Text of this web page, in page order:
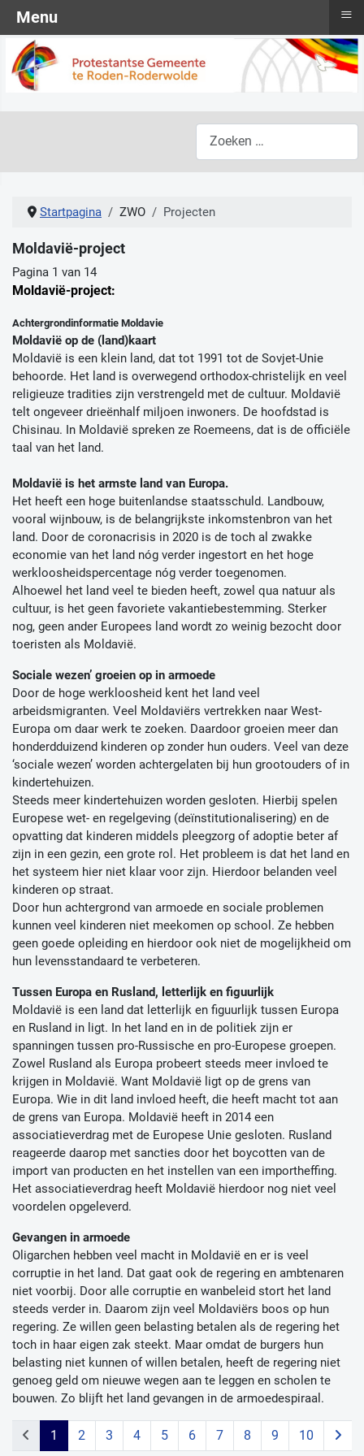
Startpagina ZWO Projecten
Moldavië-project
Pagina 1 van 14
Moldavië-project:
Achtergrondinformatie Moldavie
Moldavië op de (land)kaart
Moldavië is een klein land, dat tot 1991 tot de Sovjet-Unie
behoorde. Het land is overwegend orthodox-christelijk en veel
religieuze tradities zijn verstrengeld met de cultuur. Moldavië
telt ongeveer drieënhalf miljoen inwoners. De hoofdstad is
Chisinau. In Moldavië spreken ze Roemeens, dat is de officiële
taal van het land.
Moldavië is het armste land van Europa.
Het heeft een hoge buitenlandse staatsschuld. Landbouw,
vooral wijnbouw, is de belangrijkste inkomstenbron van het
land. Door de coronacrisis in 2020 is de toch al zwakke
economie van het land nóg verder ingestort en het hoge
werkloosheidspercentage nóg verder toegenomen.
Alhoewel het land veel te bieden heeft, zowel qua natuur als
cultuur, is het geen favoriete vakantiebestemming. Sterker
nog, geen ander Europees land wordt zo weinig bezocht door
toeristen als Moldavië.
Sociale wezen’ groeien op in armoede
Door de hoge werkloosheid kent het land veel
arbeidsmigranten. Veel Moldaviërs vertrekken naar West-
Europa om daar werk te zoeken. Daardoor groeien meer dan
honderdduizend kinderen op zonder hun ouders. Veel van deze
‘sociale wezen’ worden achtergelaten bij hun grootouders of in
kindertehuizen.
Steeds meer kindertehuizen worden gesloten. Hierbij spelen
Europese wet- en regelgeving (deïnstitutionalisering) en de
opvatting dat kinderen middels pleegzorg of adoptie beter af
zijn in een gezin, een grote rol. Het probleem is dat het land en
het systeem hier niet klaar voor zijn. Hierdoor belanden veel
kinderen op straat.
Door hun achtergrond van armoede en sociale problemen
kunnen veel kinderen niet meekomen op school. Ze hebben
geen goede opleiding en hierdoor ook niet de mogelijkheid om
hun levensstandaard te verbeteren.
Tussen Europa en Rusland, letterlijk en figuurlijk
Moldavië is een land dat letterlijk en figuurlijk tussen Europa
en Rusland in ligt. In het land en in de politiek zijn er
spanningen tussen pro-Russische en pro-Europese groepen.
Zowel Rusland als Europa probeert steeds meer invloed te
krijgen in Moldavië. Want Moldavië ligt op de grens van
Europa. Wie in dit land invloed heeft, die heeft macht tot aan
de grens van Europa. Moldavië heeft in 2014 een
associatieverdrag met de Europese Unie gesloten. Rusland
reageerde daarop met sancties door het boycotten van de
import van producten en het instellen van een importheffing.
Het associatieverdrag heeft Moldavië hierdoor nog niet veel
voordelen opgeleverd.
Gevangen in armoede
Oligarchen hebben veel macht in Moldavië en er is veel
corruptie in het land. Dat gaat ook de regering en ambtenaren
niet voorbij. Door alle corruptie en wanbeleid stort het land
steeds verder in. Daarom zijn veel Moldaviërs boos op hun
regering. Ze willen geen belasting betalen als de regering het
toch in haar eigen zak steekt. Maar omdat de burgers hun
belasting niet kunnen of willen betalen, heeft de regering niet
genoeg geld om nieuwe wegen aan te leggen en scholen te
bouwen. Zo blijft het land gevangen in de armoedespiraal.
1 2 3 4 5 6 7 8 9 10
Menu ≡